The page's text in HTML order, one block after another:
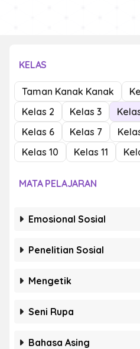
KELAS
Taman Kanak Kanak
Kelas 2
Kelas 3
Kelas 6
Kelas 7
Kelas 10
Kelas 11
MATA PELAJARAN
Emosional Sosial
Penelitian Sosial
Mengetik
Seni Rupa
Bahasa Asing